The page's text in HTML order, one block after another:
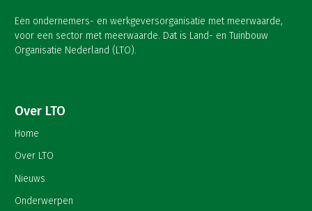
Een ondernemers- en werkgeversorganisatie met meerwaarde,
voor een sector met meerwaarde. Dat is Land- en Tuinbouw
Organisatie Nederland (LTO).
Over LTO
Home
Over LTO
Nieuws
Onderwerpen